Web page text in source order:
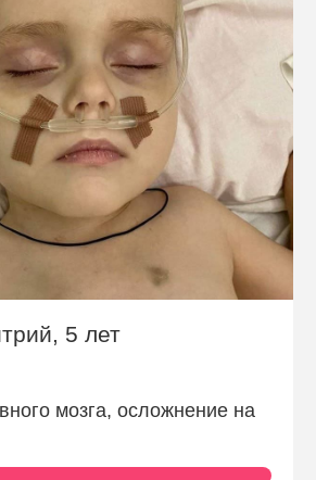
Контакты
Пожертвовать
для связи
+74999610149
help.ru
5 лет
мозга, осложнение на